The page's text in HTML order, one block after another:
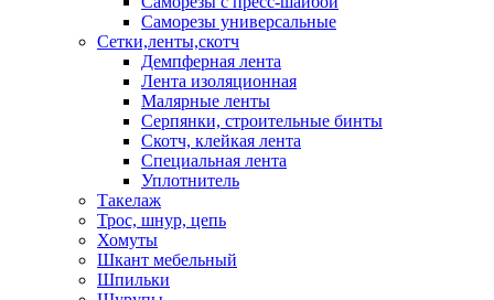
Саморезы универсальные
Сетки,ленты,скотч
Демпферная лента
Лента изоляционная
Малярные ленты
Серпянки, строительные бинты
Скотч, клейкая лента
Специальная лента
Уплотнитель
Такелаж
Трос, шнур, цепь
Хомуты
Шкант мебельный
Шпильки